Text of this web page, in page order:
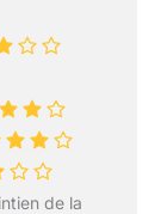
:
silver À
-
en
de la